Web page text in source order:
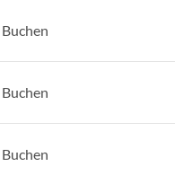
Buchen
Buchen
Buchen